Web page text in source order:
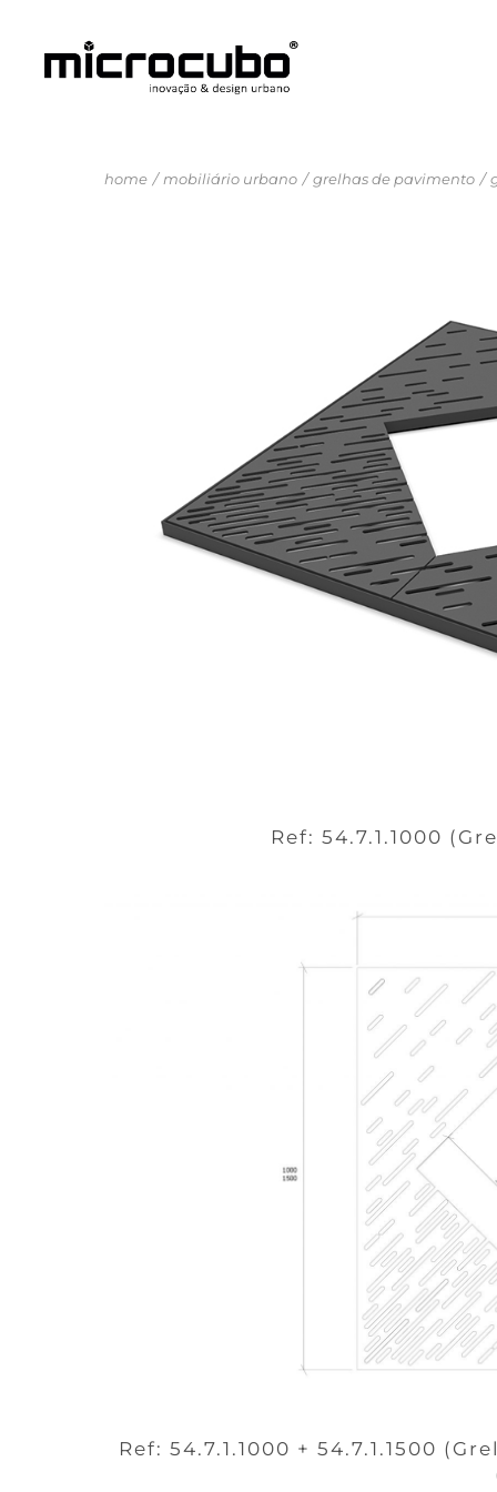
home mobiliário urbano grelhas de pavimento
Ref: 54.7.1.1000
Ref: 54.7.1.1000 + 54.7.1.1500